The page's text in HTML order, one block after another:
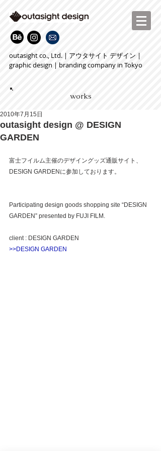
outasight co., Ltd. | アウタサイト デザイン |
graphic design | branding company in Tokyo
works
outasight design @ DESIGN
GARDEN
2010年7月15日
富士フイルム主催のデザイングッズ通販サイト、
DESIGN GARDENに参加しております。
Participating design goods shopping site “DESIGN
GARDEN” presented by FUJI FILM.
client : DESIGN GARDEN
>>DESIGN GARDEN